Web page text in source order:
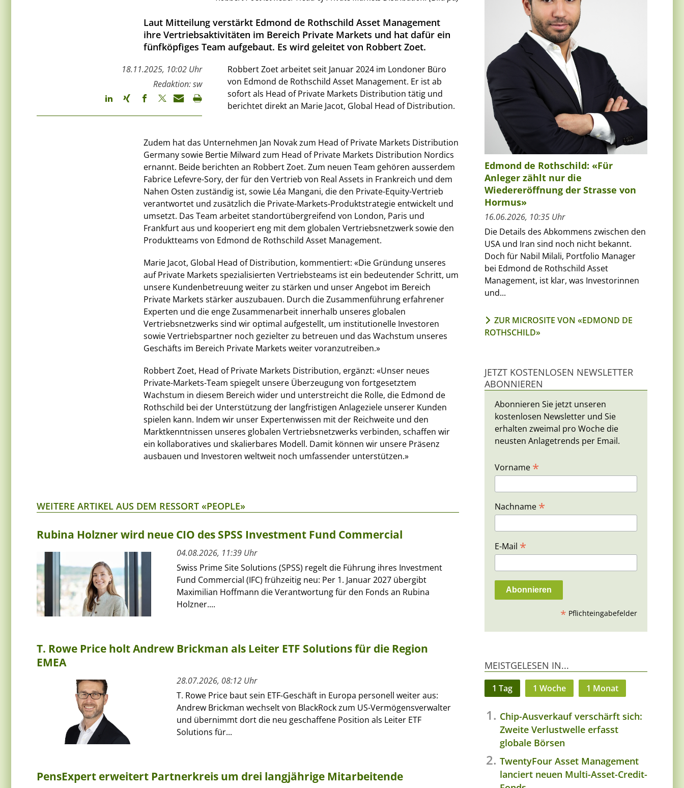
Laut Mitteilung verstärkt Edmond de Rothschild Asset Management
ihre Vertriebsaktivitäten im Bereich Private Markets und hat dafür ein
fünfköpfiges Team aufgebaut. Es wird geleitet von Robbert Zoet.
18.11.2025, 10:02 Uhr
Redaktion: sw
Robbert Zoet arbeitet seit Januar 2024 im Londoner Büro
von Edmond de Rothschild Asset Management. Er ist ab
sofort als Head of Private Markets Distribution tätig und
berichtet direkt an Marie Jacot, Global Head of Distribution.
Zudem hat das Unternehmen Jan Novak zum Head of Private Markets Distribution
Germany sowie Bertie Milward zum Head of Private Markets Distribution Nordics
ernannt. Beide berichten an Robbert Zoet. Zum neuen Team gehören ausserdem
Fabrice Lefevre-Sory, der für den Vertrieb von Real Assets in Frankreich und dem
Nahen Osten zuständig ist, sowie Léa Mangani, die den Private-Equity-Vertrieb
verantwortet und zusätzlich die Private-Markets-Produktstrategie entwickelt und
umsetzt. Das Team arbeitet standortübergreifend von London, Paris und
Frankfurt aus und kooperiert eng mit dem globalen Vertriebsnetzwerk sowie den
Produktteams von Edmond de Rothschild Asset Management.
Marie Jacot, Global Head of Distribution, kommentiert: «Die Gründung unseres
auf Private Markets spezialisierten Vertriebsteams ist ein bedeutender Schritt, um
unsere Kundenbetreuung weiter zu stärken und unser Angebot im Bereich
Private Markets stärker auszubauen. Durch die Zusammenführung erfahrener
Experten und die enge Zusammenarbeit innerhalb unseres globalen
Vertriebsnetzwerks sind wir optimal aufgestellt, um institutionelle Investoren
sowie Vertriebspartner noch gezielter zu betreuen und das Wachstum unseres
Geschäfts im Bereich Private Markets weiter voranzutreiben.»
Robbert Zoet, Head of Private Markets Distribution, ergänzt: «Unser neues
Private-Markets-Team spiegelt unsere Überzeugung von fortgesetztem
Wachstum in diesem Bereich wider und unterstreicht die Rolle, die Edmond de
Rothschild bei der Unterstützung der langfristigen Anlageziele unserer Kunden
spielen kann. Indem wir unser Expertenwissen mit der Reichweite und den
Marktkenntnissen unseres globalen Vertriebsnetzwerks verbinden, schaffen wir
ein kollaboratives und skalierbares Modell. Damit können wir unsere Präsenz
ausbauen und Investoren weltweit noch umfassender unterstützen.»
WEITERE ARTIKEL AUS DEM RESSORT «PEOPLE»
Rubina Holzner wird neue CIO des SPSS Investment Fund Commercial
04.08.2026, 11:39 Uhr
Swiss Prime Site Solutions (SPSS) regelt die Führung ihres Investment
Fund Commercial (IFC) frühzeitig neu: Per 1. Januar 2027 übergibt
Maximilian Hoffmann die Verantwortung für den Fonds an Rubina
Holzner....
T. Rowe Price holt Andrew Brickman als Leiter ETF Solutions für die Region
EMEA
28.07.2026, 08:12 Uhr
T. Rowe Price baut sein ETF-Geschäft in Europa personell weiter aus:
Andrew Brickman wechselt von BlackRock zum US-Vermögensverwalter
und übernimmt dort die neu geschaffene Position als Leiter ETF
Solutions für...
PensExpert erweitert Partnerkreis um drei langjährige Mitarbeitende
Edmond de Rothschild: «Für
Anleger zählt nur die
Wiedereröffnung der Strasse von
Hormus»
16.06.2026, 10:35 Uhr
Die Details des Abkommens zwischen den
USA und Iran sind noch nicht bekannt.
Doch für Nabil Milali, Portfolio Manager
bei Edmond de Rothschild Asset
Management, ist klar, was Investorinnen
und...
ZUR MICROSITE VON «EDMOND DE
ROTHSCHILD»
JETZT KOSTENLOSEN NEWSLETTER
ABONNIEREN
Abonnieren Sie jetzt unseren
kostenlosen Newsletter und Sie
erhalten zweimal pro Woche die
neusten Anlagetrends per Email.
Vorname *
Nachname *
E-Mail *
* Pflichteingabefelder
MEISTGELESEN IN...
1 Tag 1 Woche 1 Monat
Chip-Ausverkauf verschärft sich:
Zweite Verlustwelle erfasst
globale Börsen
TwentyFour Asset Management
lanciert neuen Multi-Asset-Credit-